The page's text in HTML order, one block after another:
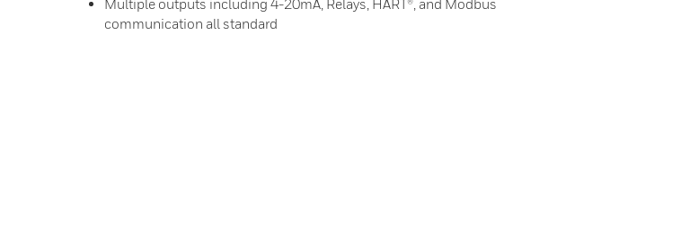
Multiple outputs including 4-20mA, Relays, HART®, and Modbus
communication all standard